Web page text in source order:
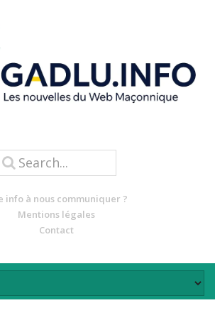
info à nous communiquer ?
Mentions légales
Contact